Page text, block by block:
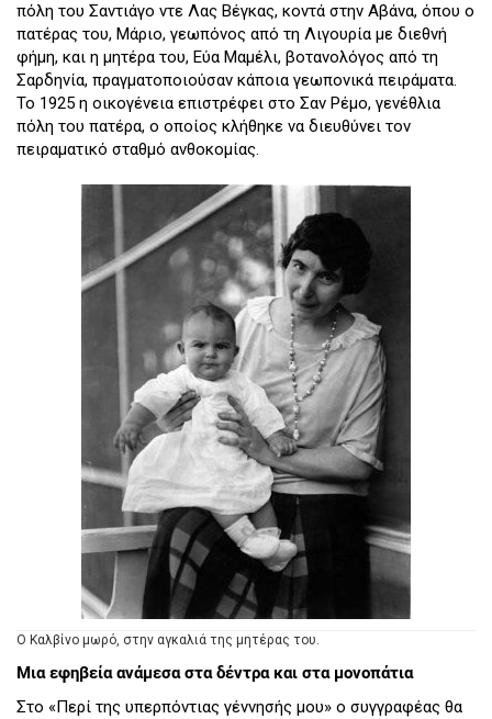
πόλη του Σαντιάγο ντε Λας Βέγκας, κοντά στην Αβάνα, όπου ο
πατέρας του, Μάριο, γεωπόνος από τη Λιγουρία με διεθνή
φήμη, και η μητέρα του, Εύα Μαμέλι, βοτανολόγος από τη
Σαρδηνία, πραγματοποιούσαν κάποια γεωπονικά πειράματα.
Το 1925 η οικογένεια επιστρέφει στο Σαν Ρέμο, γενέθλια
πόλη του πατέρα, ο οποίος κλήθηκε να διευθύνει τον
πειραματικό σταθμό ανθοκομίας.
Ο Καλβίνο μωρό, στην αγκαλιά της μητέρας του.
Μια εφηβεία ανάμεσα στα δέντρα και στα μονοπάτια
Στο «Περί της υπερπόντιας γέννησής μου» ο συγγραφέας θα